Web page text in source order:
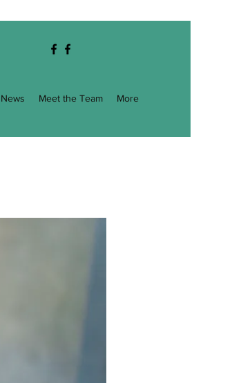
News Meet the Team More